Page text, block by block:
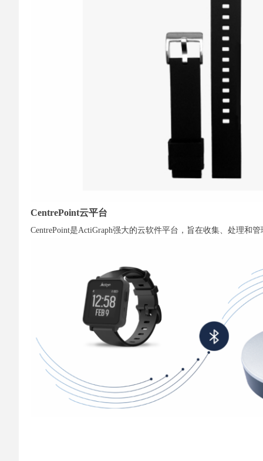
CentrePoint云平台
CentrePoint是ActiGraph强大的云软件平台，旨在收集、处理和